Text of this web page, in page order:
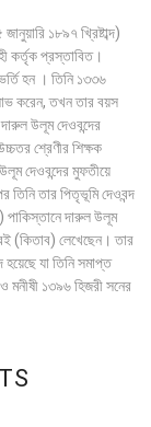
১৮৯৭ খ্রিষ্টাব্দ)
কর্তৃক প্রস্তাবিত।
হন । তিনি ১৩৩৬
করেন, তখন তার বয়স
উলূম দেওবন্দের
শ্রেণীর শিক্ষক
দেওবন্দের মুফতীয়ে
তার পিতৃভূমি দেওবন্দ
পাকিস্তানে দারুল উলূম
(কিতাব) লেখেছেন। তার
যা তিনি সমাপ্ত
১৩৯৬ হিজরী সনের